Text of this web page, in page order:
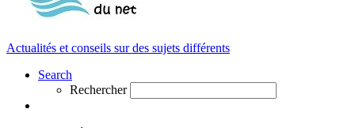
Actualités et conseils sur des sujets différents
Search
Rechercher